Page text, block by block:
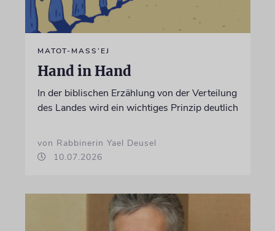
MATOT-MASS’EJ
Hand in Hand
In der biblischen Erzählung von der Verteilung
des Landes wird ein wichtiges Prinzip deutlich
von Rabbinerin Yael Deusel
10.07.2026